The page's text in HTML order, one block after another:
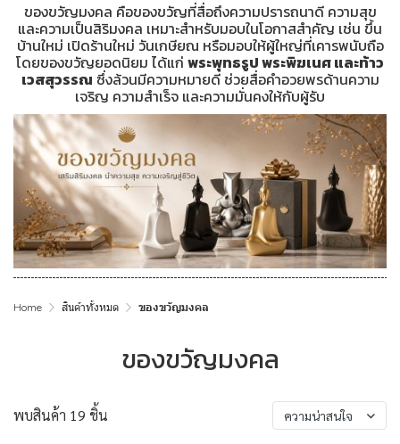
ของขวัญมงคล คือของขวัญที่สื่อถึงความปรารถนาดี ความสุข
และความเป็นสิริมงคล เหมาะสำหรับมอบในโอกาสสำคัญ เช่น ขึ้น
บ้านใหม่ เปิดร้านใหม่ วันเกษียณ หรือมอบให้ผู้ใหญ่ที่เคารพนับถือ
โดยของขวัญยอดนิยม ได้แก่ พระพุทธรูป พระพิฆเนศ และท้าว
เวสสุวรรณ ซึ่งล้วนมีความหมายดี ช่วยสื่อคำอวยพรด้านความ
เจริญ ความสำเร็จ และความมั่นคงให้กับผู้รับ
Home สินค้าทั้งหมด ของขวัญมงคล
ของขวัญมงคล
พบสินค้า 19 ชิ้น ความน่าสนใจ